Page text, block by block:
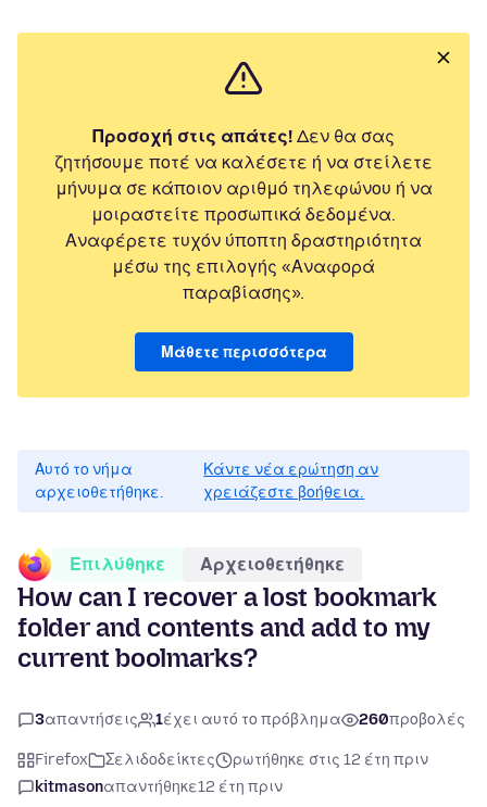
Προσοχή στις απάτες! Δεν θα σας
ζητήσουμε ποτέ να καλέσετε ή να στείλετε
μήνυμα σε κάποιον αριθμό τηλεφώνου ή να
μοιραστείτε προσωπικά δεδομένα.
Αναφέρετε τυχόν ύποπτη δραστηριότητα
μέσω της επιλογής «Αναφορά
παραβίασης».
Μάθετε περισσότερα
Αυτό το νήμα
αρχειοθετήθηκε.
Κάντε νέα ερώτηση αν
χρειάζεστε βοήθεια.
Επιλύθηκε Αρχειοθετήθηκε
How can I recover a lost bookmark
folder and contents and add to my
current boolmarks?
3απαντήσεις 1έχει αυτό το πρόβλημα 260προβολές
Firefox Σελιδοδείκτες
ρωτήθηκε στις 12 έτη πριν
kitmasonαπαντήθηκε12 έτη πριν